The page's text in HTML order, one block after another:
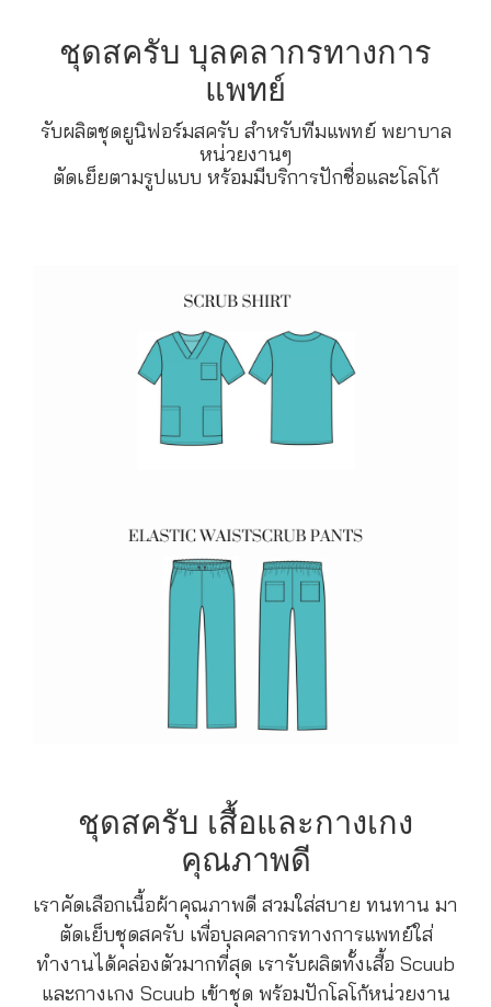
ชุดสครับ บุลคลากรทางการ
แพทย์
รับผลิตชุดยูนิฟอร์มสครับ สำหรับทีมแพทย์ พยาบาล
หน่วยงานๆ
ตัดเย็ยตามรูปแบบ หร้อมมีบริการปักชื่อและโลโก้
ชุดสครับ เสื้อและกางเกง
คุณภาพดี
เราคัดเลือกเนื้อผ้าคุณภาพดี สวมใส่สบาย ทนทาน มา
ตัดเย็บชุดสครับ เพื่อบุลคลากรทางการแพทย์ใส่
ทำงานได้คล่องตัวมากที่สุด เรารับผลิตทั้งเสื้อ Scuub
และกางเกง Scuub เข้าชุด พร้อมปักโลโก้หน่วยงาน